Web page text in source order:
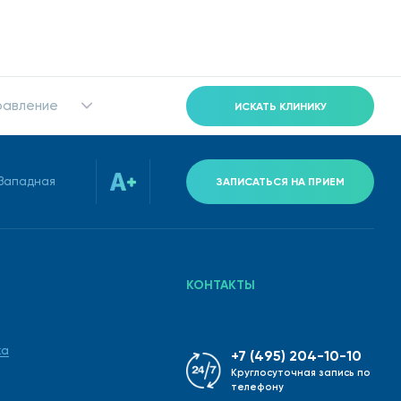
процедура, которую проводят медики из частных
ИСКАТЬ КЛИНИКУ
ЗАПИСАТЬСЯ НА ПРИЕМ
КОНТАКТЫ
+7 (495) 204-10-10
Круглосуточная запись по
телефону